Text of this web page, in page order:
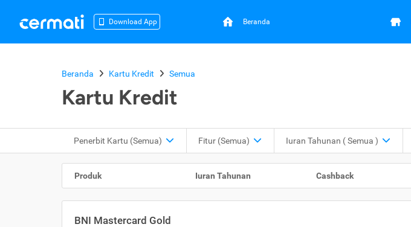
Download App Beranda
Beranda Kartu Kredit Semua
Kartu Kredit
Penerbit Kartu (Semua) Fitur (Semua) Iuran Tahunan ( Semua )
Produk Iuran Tahunan Cashback
BNI Mastercard Gold